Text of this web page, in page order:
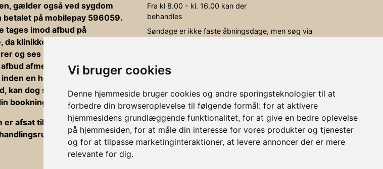
Vi bruger cookies
Denne hjemmeside bruger cookies og andre sporingsteknologier til at
forbedre din browseroplevelse til følgende formål: for at aktivere
hjemmesidens grundlæggende funktionalitet, for at give en bedre oplevelse
på hjemmesiden, for at måle din interesse for vores produkter og tjenester
og for at tilpasse marketinginteraktioner, at levere annoncer der er mere
relevante for dig.
gælder også ved sygdom
betalet på mobilepay 596059.
tages imod afbud på
da klinikken er lukket. Telefon
og ses ikke disse dage.
afmeldes på sidste
en helligdag (Afmeldning
kan dog ske hvis du selv gør
bookning).
er afsat til behandlinger er ind
betaling og
Fra kl 8.00 - kl. 16.00 kan der
behandles
Søndage er ikke faste åbningsdage, men søg via
Helligedage er klinikken lukket.